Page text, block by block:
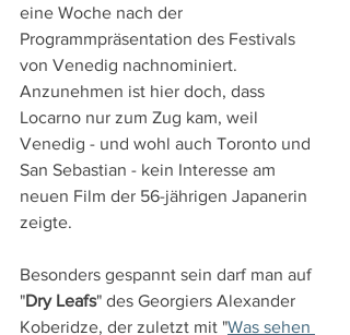
eine Woche nach der
Programmpräsentation des Festivals
von Venedig nachnominiert.
Anzunehmen ist hier doch, dass
Locarno nur zum Zug kam, weil
Venedig - und wohl auch Toronto und
San Sebastian - kein Interesse am
neuen Film der 56-jährigen Japanerin
zeigte.
Besonders gespannt sein darf man auf
"Dry Leafs" des Georgiers Alexander
Koberidze, der zuletzt mit "Was sehen